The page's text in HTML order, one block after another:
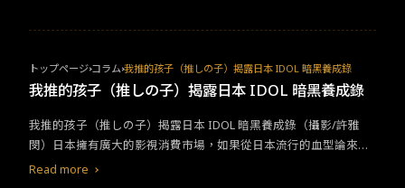
位與片名同名的核彈之父的傳記電影，只能審慎面對，避免不必要
到網路現象「芭比海默」可能對日本票房帶來的反噬效應，將推特
（Twitter）官方帳號改為 Barbie @NoBarbenheimerr，鄭重澄清
此擔憂國內上映時間。（翻攝自 X/Twitter）看起來日本諾蘭粉絲有
得等了。
心聲》 人物角色性格突出，以北海道藻岩山電台（藻岩山ラジオ
局）為故事舞台的題材新鮮，於 2020 年改編為動畫後，2023 年朝
體，報章雜誌和廣播電視對於我們的社會和經濟發展有其一定的歷
史地位，但在線上媒體透過手機等 3C 媒體全面進攻我們的平日生
活後，國外和台灣傳媒面臨嚴峻的挑戰，傳媒龍頭接力縮減人力編
トップページ コラム 我推的孩子（推しの子）揭露日本 IDOL 暗黑養成錄
我推的孩子（推しの子）揭露日本 IDOL 暗黑養成錄
我推的孩子（推しの子）揭露日本 IDOL 暗黑養成錄（攝影/許雅
閔）日本擁有廣大的影視消費市場，如果從日本流行的血型論來
看，極有可能與本地泛Ａ型人格相關聯，追根究底，零用錢機制扮
Read more